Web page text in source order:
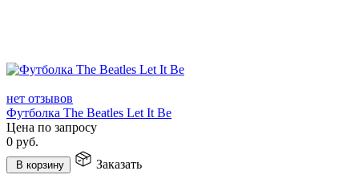
нет отзывов
Футболка The Beatles Let It Be
Цена по запросу
0 руб.
В корзину Заказать